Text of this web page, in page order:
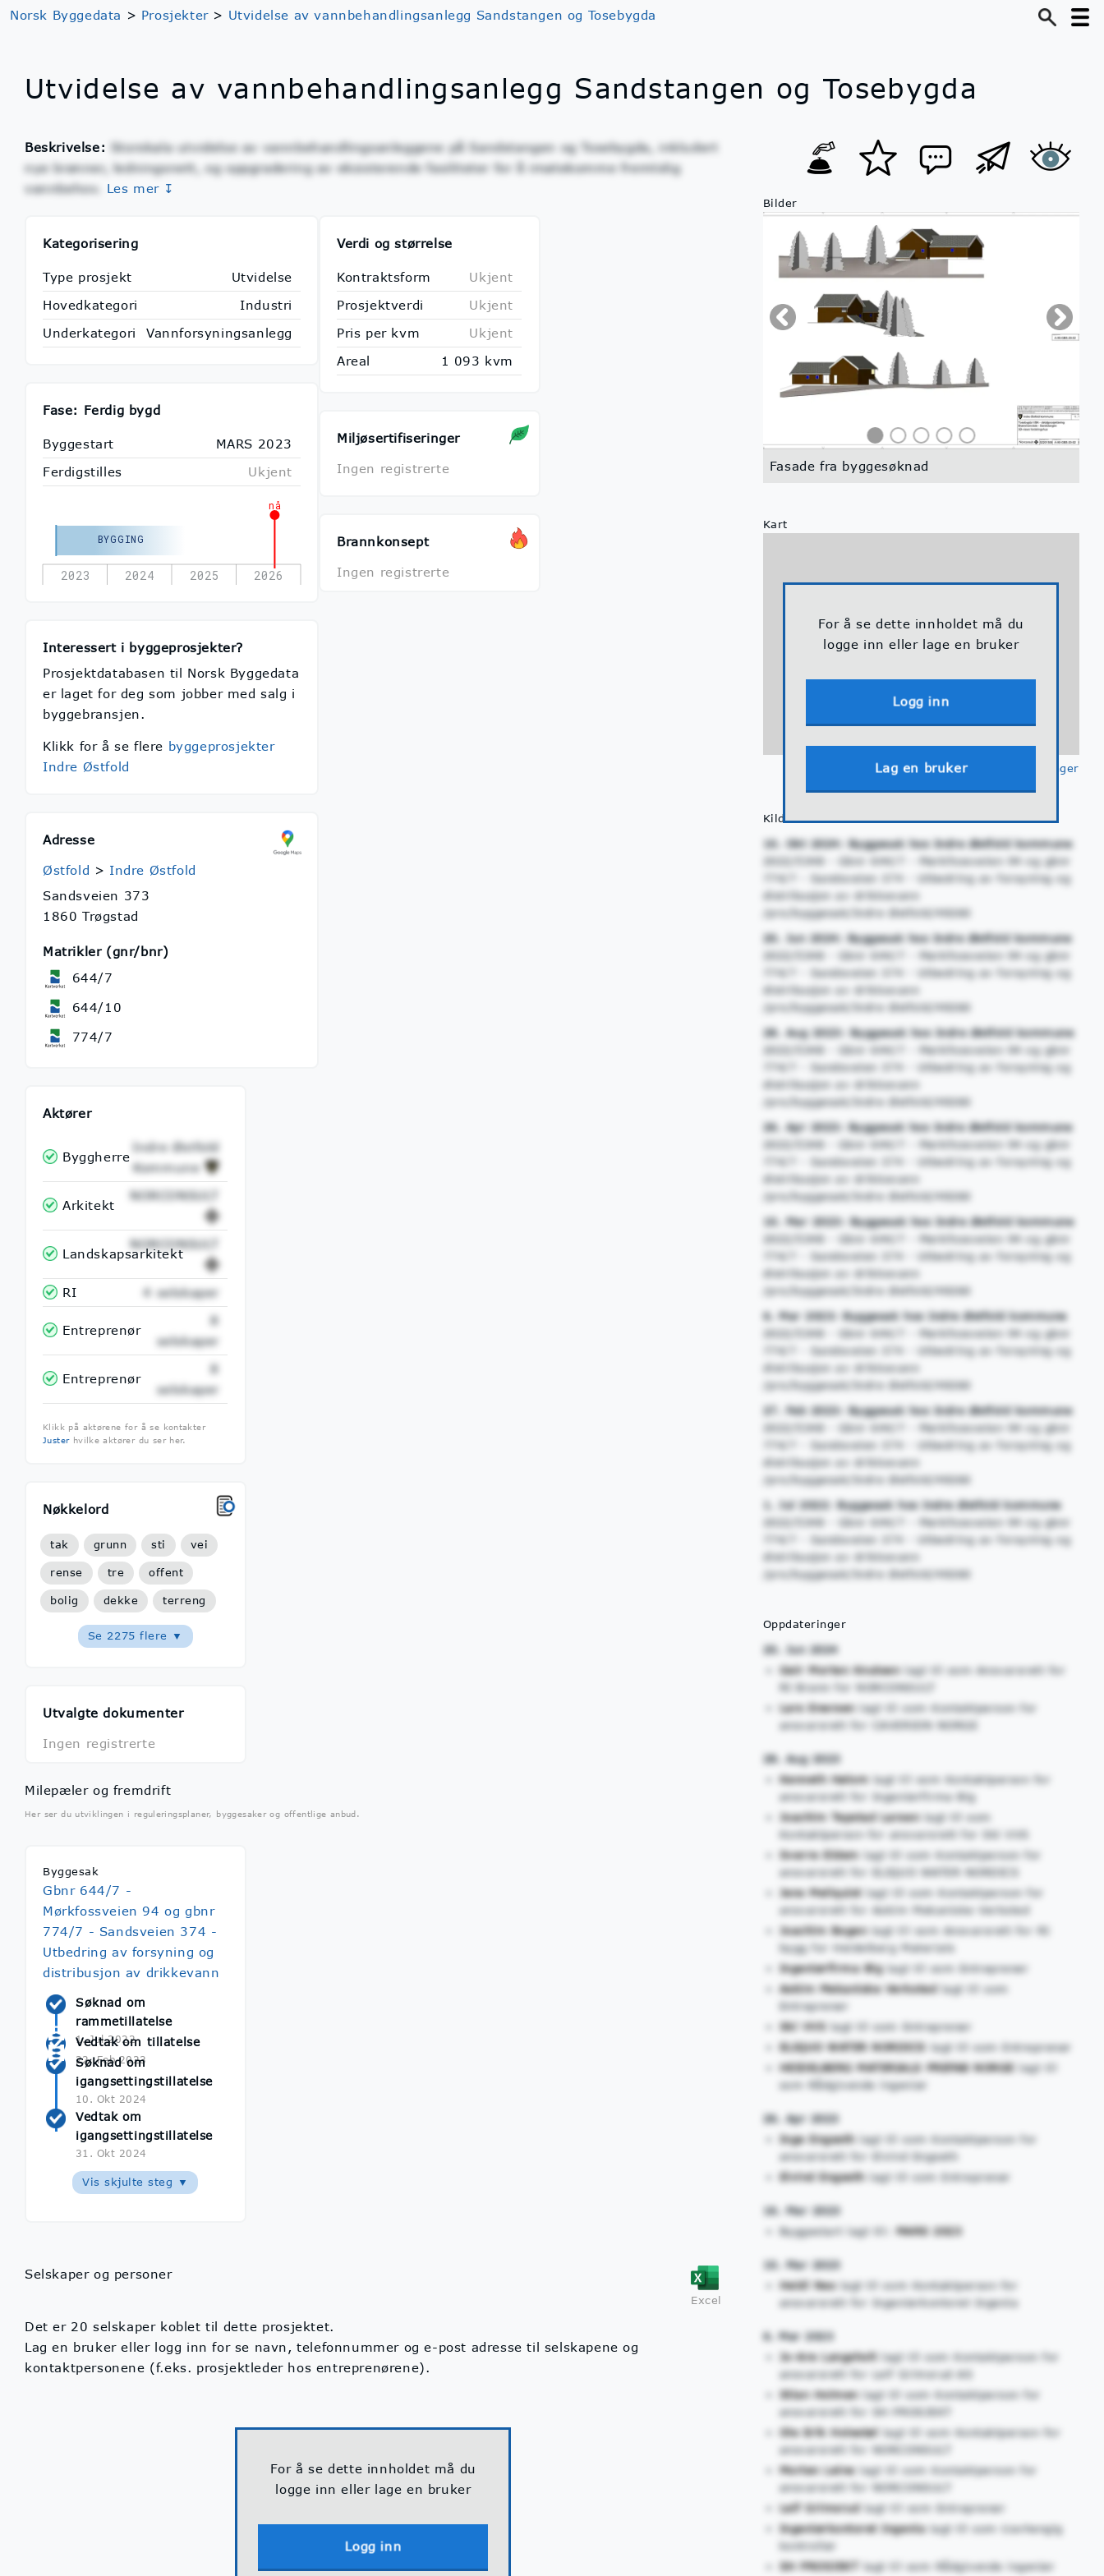
Norsk Byggedata > Prosjekter> Utvidelse av vannbehandlingsanlegg Sandstangen og Tosebygda
Utvidelse av vannbehandlingsanlegg Sandstangen og Tosebygda
Beskrivelse:
Storskala utvidelse av vannbehandlingsanleggene på Sandstangen og Tosebygda, inkludert
nye brønner, ledningsnett, og oppgradering av eksisterende fasiliteter for å imøtekomme fremtidig
vannbehov.
Les mer ↧
Kategorisering
Type prosjekt
Utvidelse
Hovedkategori
Industri
Underkategori
Vannforsyningsanlegg
Fase: Ferdig bygd
Byggestart
MARS 2023
Ferdigstilles
Ukjent
BYGGING
nå
2023 2024 2025 2026
Interessert i byggeprosjekter?
Prosjektdatabasen til Norsk Byggedata
er laget for deg som jobber med salg i
byggebransjen.
Klikk for å se flere byggeprosjekter
Indre Østfold
Adresse
Østfold > Indre Østfold
Sandsveien 373
1860 Trøgstad
Matrikler (gnr/bnr)
644/7
644/10
774/7
Verdi og størrelse
Kontraktsform
Ukjent
Prosjektverdi
Ukjent
Pris per kvm
Ukjent
Areal
1 093 kvm
Miljøsertifiseringer
Ingen registrerte
Brannkonsept
Ingen registrerte
Aktører
Byggherre
Indre Østfold
Kommune
Arkitekt
NORCONSULT
Landskapsarkitekt
NORCONSULT
RI 4 selskaper
Entreprenør
8
selskaper
Entreprenør
8
selskaper
Klikk på aktørene for å se kontakter
Justerhvilke aktører du ser her.
Nøkkelord
tak grunn sti vei
rense tre offent
bolig dekke terreng
Se 2275 flere ▼
Utvalgte dokumenter
Ingen registrerte
Milepæler og fremdrift
Her ser du utviklingen i reguleringsplaner, byggesaker og offentlige anbud.
Byggesak
Gbnr 644/7 -
Mørkfossveien 94 og gbnr
774/7 - Sandsveien 374 -
Utbedring av forsyning og
distribusjon av drikkevann
Søknad om
rammetillatelse
1. Jul 2022
Vedtak om tillatelse
22. Feb 2023
Søknad om
igangsettingstillatelse
10. Okt 2024
Vedtak om
igangsettingstillatelse
31. Okt 2024
Vis skjulte steg ▼
Selskaper og personer
Excel
Det er 20 selskaper koblet til dette prosjektet.
Lag en bruker eller logg inn for se navn, telefonnummer og e-post adresse til selskapene og
kontaktpersonene (f.eks. prosjektleder hos entreprenørene).
For å se dette innholdet må du
logge inn eller lage en bruker
Logg inn
Bilder
Fasade fra byggesøknad
Kart
For å se dette innholdet må du
logge inn eller lage en bruker
Logg inn
Lag en bruker
Klikk for å se tegnforklaringer
Kilder
10. Okt 2024: Byggesak hos Indre Østfold kommune
2022/5348 - Gbnr 644/7 - Mørkfossveien 94 og gbnr
774/7 - Sandsveien 374 - Utbedring av forsyning og
distribusjon av drikkevann
/pro/byggesak/Indre Østfold/49260
20. Jun 2024: Byggesak hos Indre Østfold kommune
2022/5348 - Gbnr 644/7 - Mørkfossveien 94 og gbnr
774/7 - Sandsveien 374 - Utbedring av forsyning og
distribusjon av drikkevann
/pro/byggesak/Indre Østfold/49260
28. Aug 2023: Byggesak hos Indre Østfold kommune
2022/5348 - Gbnr 644/7 - Mørkfossveien 94 og gbnr
774/7 - Sandsveien 374 - Utbedring av forsyning og
distribusjon av drikkevann
/pro/byggesak/Indre Østfold/49260
26. Apr 2023: Byggesak hos Indre Østfold kommune
2022/5348 - Gbnr 644/7 - Mørkfossveien 94 og gbnr
774/7 - Sandsveien 374 - Utbedring av forsyning og
distribusjon av drikkevann
/pro/byggesak/Indre Østfold/49260
10. Mar 2023: Byggesak hos Indre Østfold kommune
2022/5348 - Gbnr 644/7 - Mørkfossveien 94 og gbnr
774/7 - Sandsveien 374 - Utbedring av forsyning og
distribusjon av drikkevann
/pro/byggesak/Indre Østfold/49260
6. Mar 2023: Byggesak hos Indre Østfold kommune
2022/5348 - Gbnr 644/7 - Mørkfossveien 94 og gbnr
774/7 - Sandsveien 374 - Utbedring av forsyning og
distribusjon av drikkevann
/pro/byggesak/Indre Østfold/49260
27. Feb 2023: Byggesak hos Indre Østfold kommune
2022/5348 - Gbnr 644/7 - Mørkfossveien 94 og gbnr
774/7 - Sandsveien 374 - Utbedring av forsyning og
distribusjon av drikkevann
/pro/byggesak/Indre Østfold/49260
1. Jul 2022: Byggesak hos Indre Østfold kommune
2022/5348 - Gbnr 644/7 - Mørkfossveien 94 og gbnr
774/7 - Sandsveien 374 - Utbedring av forsyning og
distribusjon av drikkevann
/pro/byggesak/Indre Østfold/49260
Oppdateringer
20. Jun 2024
Geir Morten Knutsenlagt til som Ansvarsrett for
RI Brann for NORCONSULT
Lars Enersenlagt til som Kontaktperson for
ansvarsrett for CAVERION NORGE
28. Aug 2023
Kenneth Høiomlagt til som Kontaktperson for
ansvarsrett for Ingeniørfirma Big
Joachim Tepstad Larsenlagt til som
Kontaktperson for ansvarsrett for Ski VVS
Sverre Eidemlagt til som Kontaktperson for
ansvarsrett for ELIQUO WATER NORDICS
Jens Mellquistlagt til som Kontaktperson for
ansvarsrett for Askim Mekaniske Verksted
Joachim Bogenlagt til som Ansvarsrett for RI
bygg for Heidelberg Materials
Ingeniørfirma Biglagt til som Entreprenør
Askim Mekaniske Verkstedlagt til som
Entreprenør
Ski VVSlagt til som Entreprenør
ELIQUO WATER NORDICS lagt til som Entreprenør
HEIDELBERG MATERIALS PREFAB NORGE lagt til
som Rådgivende ingeniør
26. Apr 2023
Inge Engsethlagt til som Kontaktperson for
ansvarsrett for Eivind Engseth
Eivind Engsethlagt til som Entreprenør
16. Mar 2023
Byggestart lagt til: MARS 2023
10. Mar 2023
Heidi Neslagt til som Kontaktperson for
ansvarsrett for Ingeniørkontoret Ingenia
6. Mar 2023
Jo-Are Langsholtlagt til som Kontaktperson for
ansvarsrett for Leif Grimsrud AS
Stian Holmenlagt til som Kontaktperson for
ansvarsrett for SH PROSJEKT
Ole Erik Holestøl lagt til som Kontaktperson for
ansvarsrett for NORCONSULT
Morten Leinelagt til som Kontaktperson for
ansvarsrett for NORCONSULT
Leif Grimsrudlagt til som Entreprenør
Ingeniørkontoret Ingenialagt til som Uavhengig
kontrollør
SH PROSJEKT
lagt til som Rådgivende ingeniør